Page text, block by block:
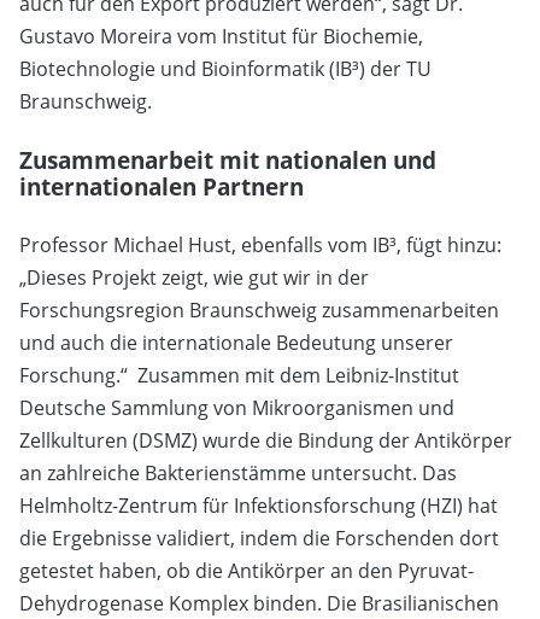
Gustavo Moreira vom Institut für Biochemie,
Biotechnologie und Bioinformatik (IB³) der TU
Braunschweig.
Zusammenarbeit mit nationalen und
internationalen Partnern
Professor Michael Hust, ebenfalls vom IB³, fügt hinzu:
„Dieses Projekt zeigt, wie gut wir in der
Forschungsregion Braunschweig zusammenarbeiten
und auch die internationale Bedeutung unserer
Forschung.“ Zusammen mit dem Leibniz-Institut
Deutsche Sammlung von Mikroorganismen und
Zellkulturen (DSMZ) wurde die Bindung der Antikörper
an zahlreiche Bakterienstämme untersucht. Das
Helmholtz-Zentrum für Infektionsforschung (HZI) hat
die Ergebnisse validiert, indem die Forschenden dort
getestet haben, ob die Antikörper an den Pyruvat-
Dehydrogenase Komplex binden. Die Brasilianischen